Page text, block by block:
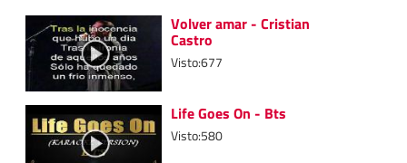
Volver amar - Cristian
Castro
Visto:677
Life Goes On - Bts
Visto:580